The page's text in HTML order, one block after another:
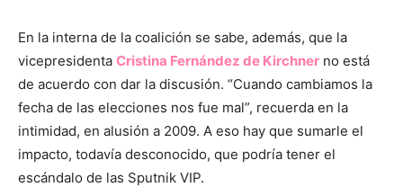
En la interna de la coalición se sabe, además, que la
vicepresidenta Cristina Fernández de Kirchner no está
de acuerdo con dar la discusión. “Cuando cambiamos la
fecha de las elecciones nos fue mal”, recuerda en la
intimidad, en alusión a 2009. A eso hay que sumarle el
impacto, todavía desconocido, que podría tener el
escándalo de las Sputnik VIP.